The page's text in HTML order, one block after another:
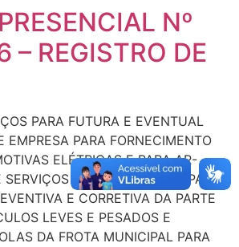
Nº
REGISTRO DE
PARA FUTURA E EVENTUAL
EMPRESA PARA FORNECIMENTO
ELÉTRICAS E PARA AR-
DE MÃO DE OBRA PARA
E CORRETIVA DA PARTE
LEVES E PESADOS E
DA FROTA MUNICIPAL PARA